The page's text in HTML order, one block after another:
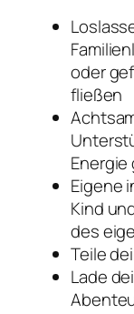
oder
fließen
Eigene
Kind
des
Teile
Lade